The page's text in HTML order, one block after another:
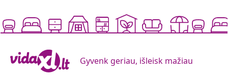
Gyvenk geriau, išleisk mažiau